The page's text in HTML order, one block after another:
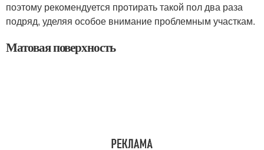
поэтому рекомендуется протирать такой пол два раза
подряд, уделяя особое внимание проблемным участкам.
Матовая поверхность